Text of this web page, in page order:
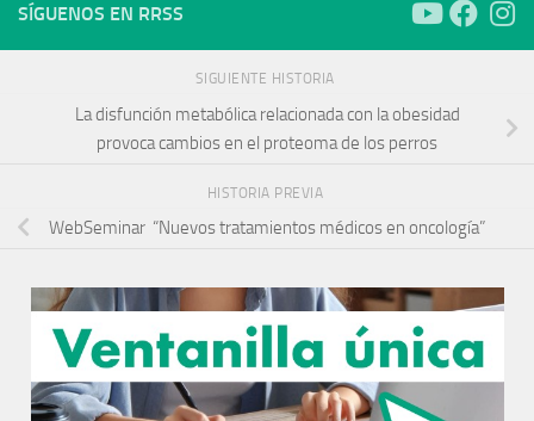
SÍGUENOS EN RRSS
SIGUIENTE HISTORIA
La disfunción metabólica relacionada con la obesidad
provoca cambios en el proteoma de los perros
HISTORIA PREVIA
WebSeminar “Nuevos tratamientos médicos en oncología”